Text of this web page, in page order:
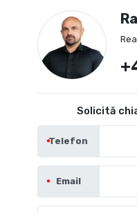
Solicită
Telefon
Email